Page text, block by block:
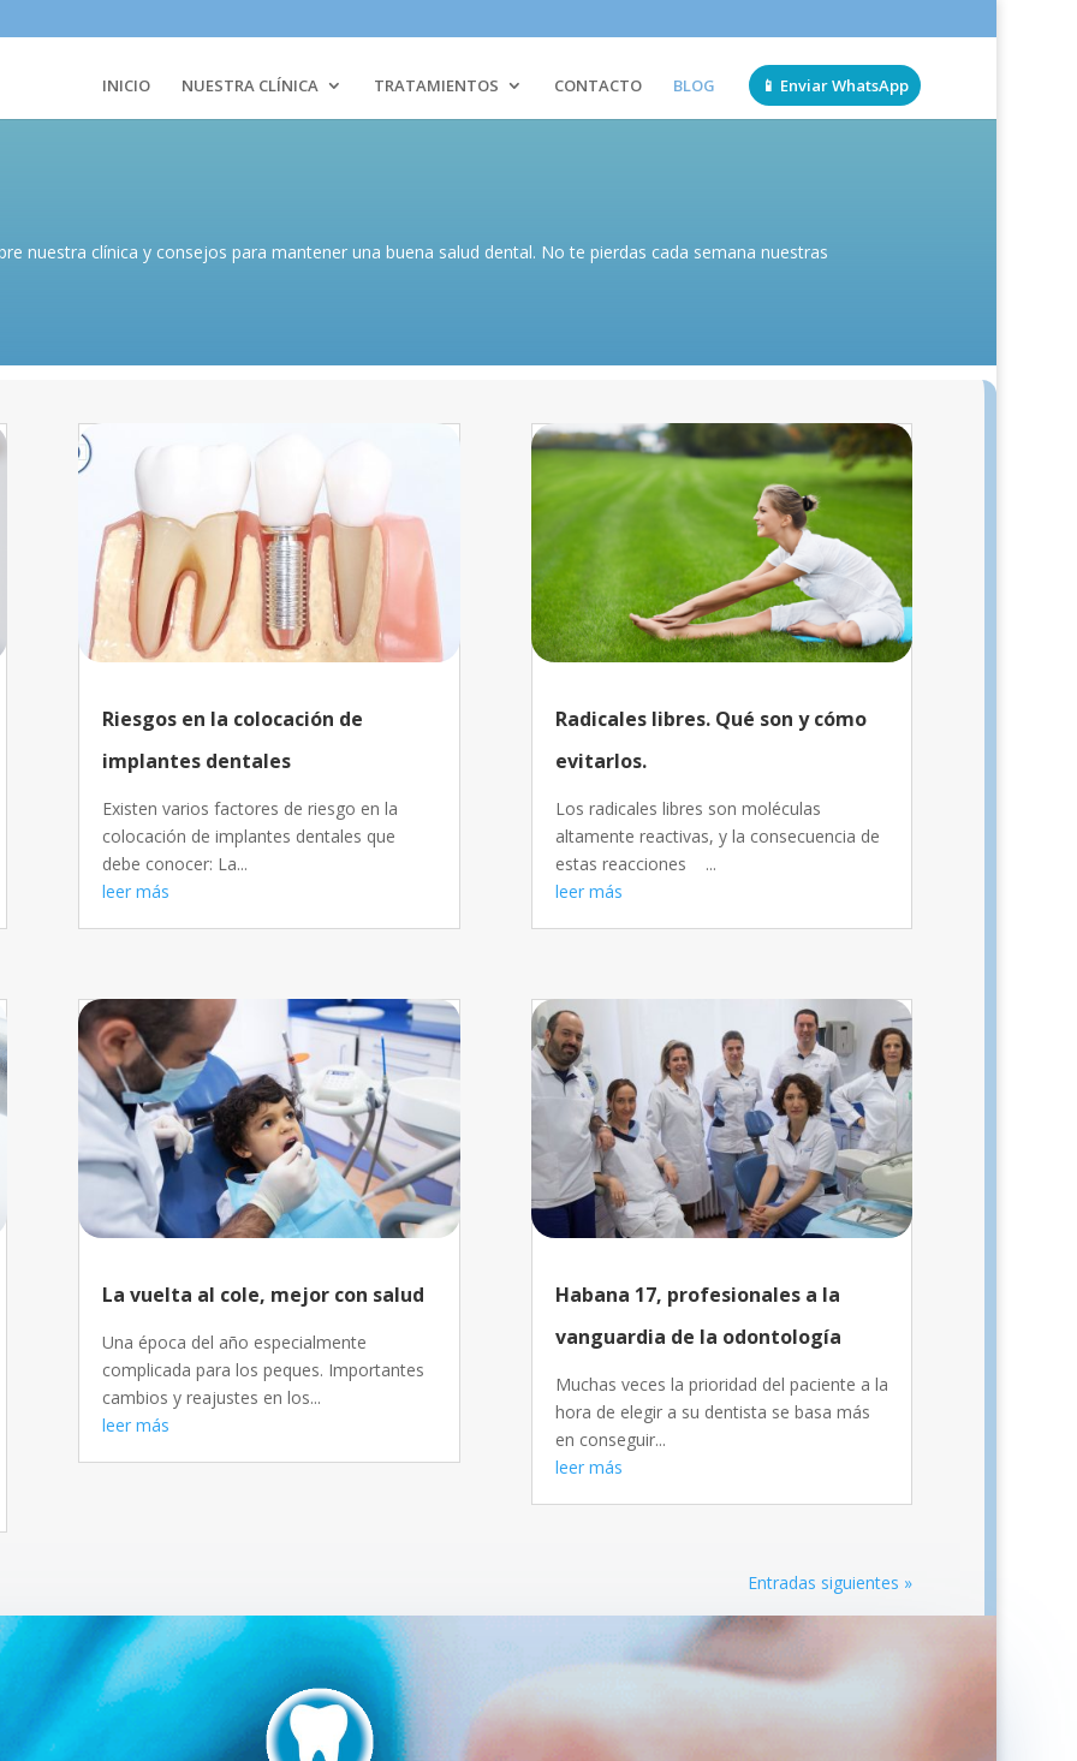
INICIO NUESTRA CLÍNICA TRATAMIENTOS CONTACTO BLOG 📱 Enviar WhatsApp
nuestra clínica y consejos para mantener una buena salud dental. No te pierdas cada semana nuestras
Riesgos en la colocación de
implantes dentales
Existen varios factores de riesgo en la
colocación de implantes dentales que
debe conocer: La...
leer más
La vuelta al cole, mejor con salud
Una época del año especialmente
complicada para los peques. Importantes
cambios y reajustes en los...
leer más
Radicales libres. Qué son y cómo
evitarlos.
Los radicales libres son moléculas
altamente reactivas, y la consecuencia de
estas reacciones ...
leer más
Habana 17, profesionales a la
vanguardia de la odontología
Muchas veces la prioridad del paciente a la
hora de elegir a su dentista se basa más
en conseguir...
leer más
Entradas siguientes »